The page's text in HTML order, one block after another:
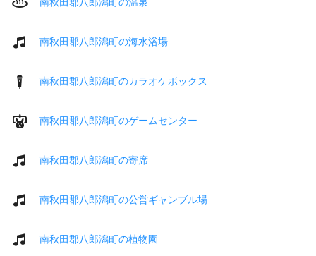
南秋田郡八郎潟町の海水浴場
南秋田郡八郎潟町のカラオケボックス
南秋田郡八郎潟町のゲームセンター
南秋田郡八郎潟町の寄席
南秋田郡八郎潟町の公営ギャンブル場
南秋田郡八郎潟町の植物園